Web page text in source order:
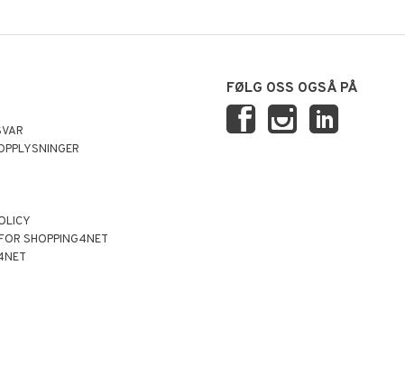
SHOPPING4NET
FØLG OSS OGSÅ PÅ